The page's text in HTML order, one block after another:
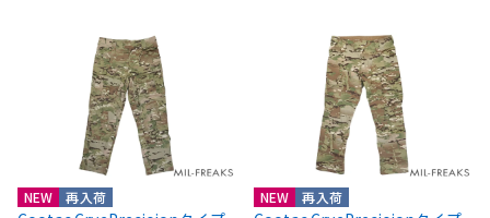
NEW 再入荷 NEW 再入荷